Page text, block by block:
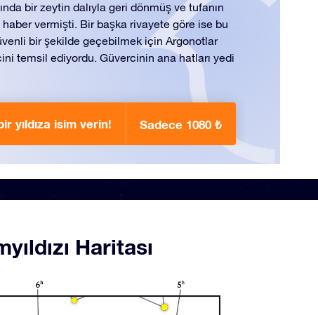
bir zeytin dalıyla geri dönmüş ve tufanın
vermişti. Bir başka rivayete göre ise bu
bir şekilde geçebilmek için Argonotlar
temsil ediyordu. Güvercinin ana hatları yedi
yıldıza isim verin! Sadece 1080 ₺
Haritası